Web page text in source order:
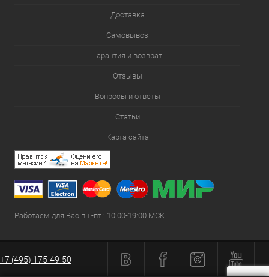
Доставка
Самовывоз
Гарантия и возврат
Отзывы
Вопросы и ответы
Статьи
Карта сайта
Работаем для Вас пн.-пт.: 10:00-19:00 МСК
+7 (495) 175-49-50